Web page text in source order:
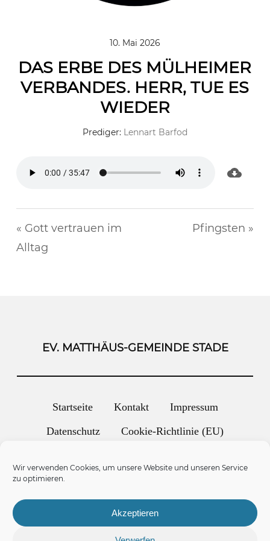
Wir verwenden Cookies, um unsere Website und unseren Service
zu optimieren.
Akzeptieren
10. Mai 2026
DAS ERBE DES MÜLHEIMER
VERBANDES. HERR, TUE ES
WIEDER
Prediger: Lennart Barfod
« Gott vertrauen im
Alltag
Pfingsten »
EV. MATTHÄUS-GEMEINDE STADE
Startseite Kontakt
Impressum
Datenschutz
Cookie-Richtlinie (EU)
zur Infomail anmelden